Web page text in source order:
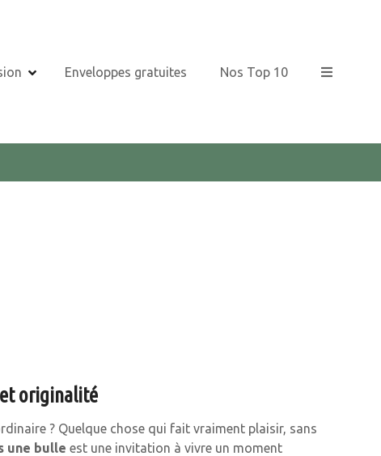
Enveloppes gratuites Nos Top 10
originalité
? Quelque chose qui fait vraiment plaisir, sans
une bulle est une invitation à vivre un moment